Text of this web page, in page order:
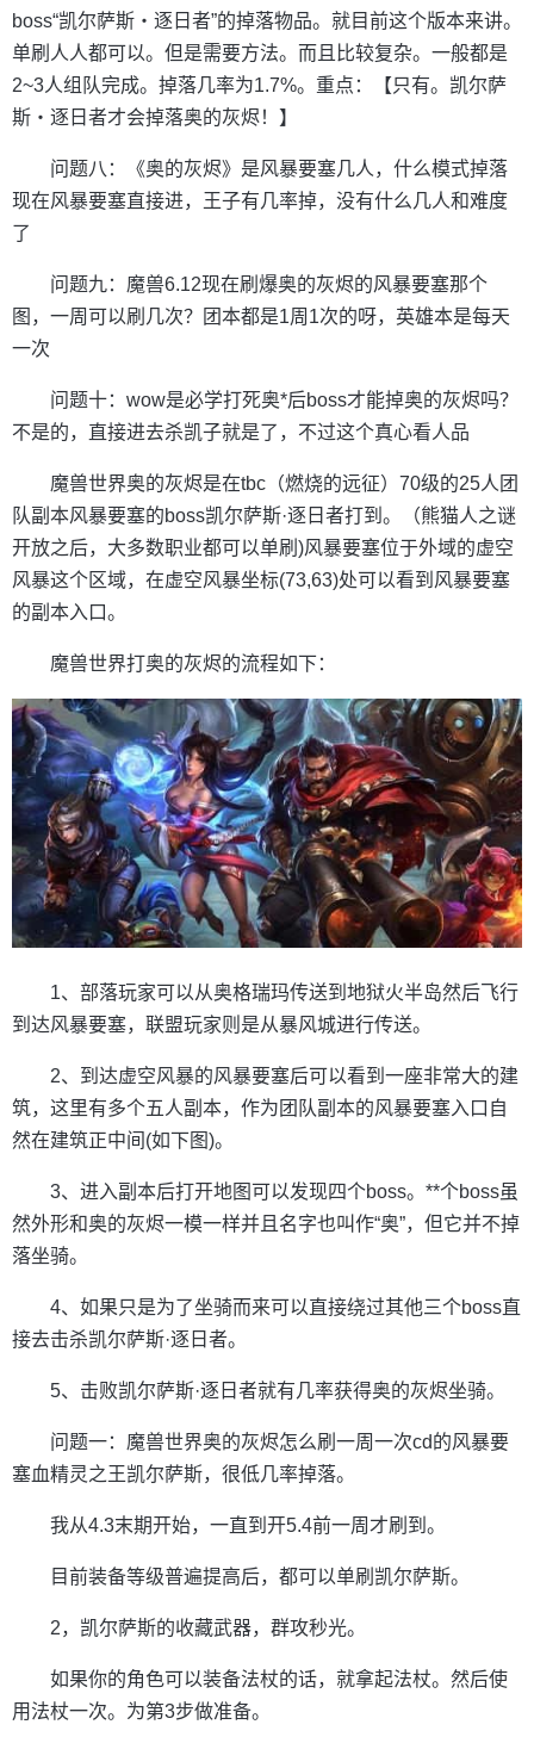
boss“凯尔萨斯・逐日者”的掉落物品。就目前这个版本来讲。
单刷人人都可以。但是需要方法。而且比较复杂。一般都是
2~3人组队完成。掉落几率为1.7%。重点：【只有。凯尔萨
斯・逐日者才会掉落奥的灰烬！】
问题八：《奥的灰烬》是风暴要塞几人，什么模式掉落
现在风暴要塞直接进，王子有几率掉，没有什么几人和难度
了
问题九：魔兽6.12现在刷爆奥的灰烬的风暴要塞那个
图，一周可以刷几次？团本都是1周1次的呀，英雄本是每天
一次
问题十：wow是必学打死奥*后boss才能掉奥的灰烬吗？
不是的，直接进去杀凯子就是了，不过这个真心看人品
魔兽世界奥的灰烬是在tbc（燃烧的远征）70级的25人团
队副本风暴要塞的boss凯尔萨斯·逐日者打到。（熊猫人之谜
开放之后，大多数职业都可以单刷)风暴要塞位于外域的虚空
风暴这个区域，在虚空风暴坐标(73,63)处可以看到风暴要塞
的副本入口。
魔兽世界打奥的灰烬的流程如下：
1、部落玩家可以从奥格瑞玛传送到地狱火半岛然后飞行
到达风暴要塞，联盟玩家则是从暴风城进行传送。
2、到达虚空风暴的风暴要塞后可以看到一座非常大的建
筑，这里有多个五人副本，作为团队副本的风暴要塞入口自
然在建筑正中间(如下图)。
3、进入副本后打开地图可以发现四个boss。**个boss虽
然外形和奥的灰烬一模一样并且名字也叫作“奥”，但它并不掉
落坐骑。
4、如果只是为了坐骑而来可以直接绕过其他三个boss直
接去击杀凯尔萨斯·逐日者。
5、击败凯尔萨斯·逐日者就有几率获得奥的灰烬坐骑。
问题一：魔兽世界奥的灰烬怎么刷一周一次cd的风暴要
塞血精灵之王凯尔萨斯，很低几率掉落。
我从4.3末期开始，一直到开5.4前一周才刷到。
目前装备等级普遍提高后，都可以单刷凯尔萨斯。
2，凯尔萨斯的收藏武器，群攻秒光。
如果你的角色可以装备法杖的话，就拿起法杖。然后使
用法杖一次。为第3步做准备。